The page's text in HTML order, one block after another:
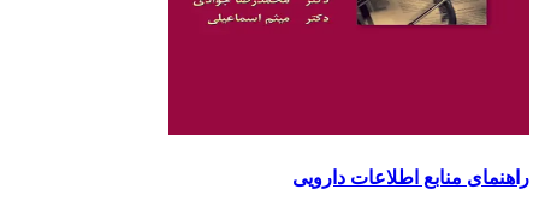
راهنمای منابع اطلاعات دارویی